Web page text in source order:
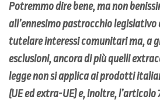
Potremmo dire bene, ma non
all’ennesimo pastrocchio legislativo
tutelare interessi comunitari ma, a
esclusioni, ancora di più quelli
leggenonsi applicaai prodotti
(UE ed extra-UE) e, inoltre, l’articolo